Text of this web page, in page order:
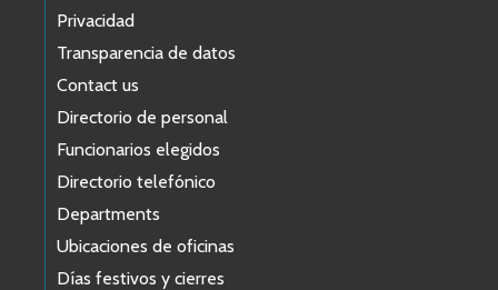
Privacidad
Transparencia de datos
Contact us
Directorio de personal
Funcionarios elegidos
Directorio telefónico
Departments
Ubicaciones de oficinas
Días festivos y cierres